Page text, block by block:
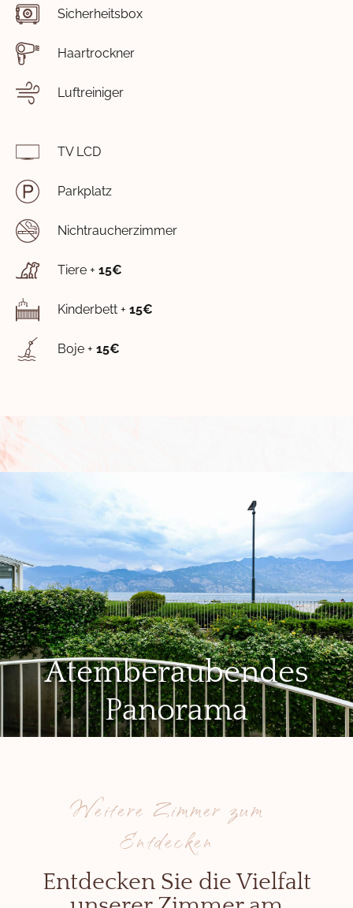
Sicherheitsbox
Haartrockner
Luftreiniger
TV LCD
Parkplatz
Nichtraucherzimmer
Tiere + 15€
Kinderbett + 15€
Boje + 15€
Atemberaubendes
Panorama
Weitere Zimmer zum
Entdecken
Entdecken Sie die Vielfalt